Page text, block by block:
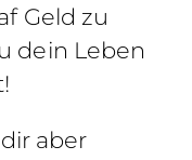
Geld zu
dein Leben
aber